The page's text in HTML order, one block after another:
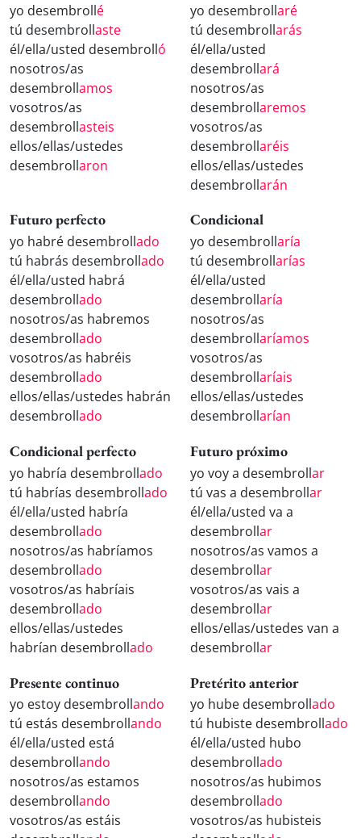
yo desembrollé
tú desembrollaste
él/ella/usted desembrolló
nosotros/as
desembrollamos
vosotros/as
desembrollasteis
ellos/ellas/ustedes
desembrollaron
yo desembrollaré
tú desembrollarás
él/ella/usted
desembrollará
nosotros/as
desembrollaremos
vosotros/as
desembrollaréis
ellos/ellas/ustedes
desembrollarán
Futuro perfecto
yo habré desembrollado
tú habrás desembrollado
él/ella/usted habrá
desembrollado
nosotros/as habremos
desembrollado
vosotros/as habréis
desembrollado
ellos/ellas/ustedes habrán
desembrollado
Condicional
yo desembrollaría
tú desembrollarías
él/ella/usted
desembrollaría
nosotros/as
desembrollaríamos
vosotros/as
desembrollaríais
ellos/ellas/ustedes
desembrollarían
Condicional perfecto
yo habría desembrollado
tú habrías desembrollado
él/ella/usted habría
desembrollado
nosotros/as habríamos
desembrollado
vosotros/as habríais
desembrollado
ellos/ellas/ustedes
habrían desembrollado
Futuro próximo
yo voy a desembrollar
tú vas a desembrollar
él/ella/usted va a
desembrollar
nosotros/as vamos a
desembrollar
vosotros/as vais a
desembrollar
ellos/ellas/ustedes van a
desembrollar
Presente continuo
yo estoy desembrollando
tú estás desembrollando
él/ella/usted está
desembrollando
nosotros/as estamos
desembrollando
vosotros/as estáis
Pretérito anterior
yo hube desembrollado
tú hubiste desembrollado
él/ella/usted hubo
desembrollado
nosotros/as hubimos
desembrollado
vosotros/as hubisteis